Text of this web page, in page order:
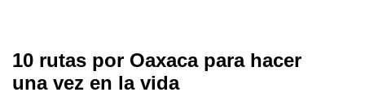
10 rutas por Oaxaca para hacer
una vez en la vida